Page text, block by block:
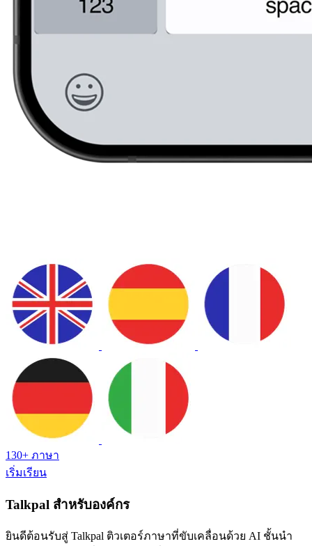
130+ ภาษา
เริ่มเรียน
Talkpal สำหรับองค์กร
ยินดีต้อนรับสู่ Talkpal ติวเตอร์ภาษาที่ขับเคลื่อนด้วย AI ชั้นนํา